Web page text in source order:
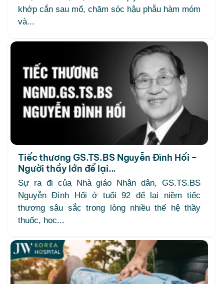
khớp cắn sau mổ, chăm sóc hậu phẫu hàm móm
và...
Tiếc thương GS.TS.BS Nguyễn Đình Hối –
Người thầy lớn để lại...
Sự ra đi của Nhà giáo Nhân dân, GS.TS.BS
Nguyễn Đình Hối ở tuổi 92 để lại niềm tiếc
thương sâu sắc trong lòng nhiều thế hệ thầy
thuốc, học...